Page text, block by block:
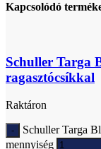
Kapcsolódó
Schuller Targa
ragasztócsíkkal
Raktáron
Schuller Targa
mennyiség